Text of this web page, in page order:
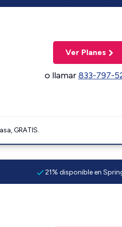
Ver Planes
o llamar833-797-
GRATIS.
21% disponible en